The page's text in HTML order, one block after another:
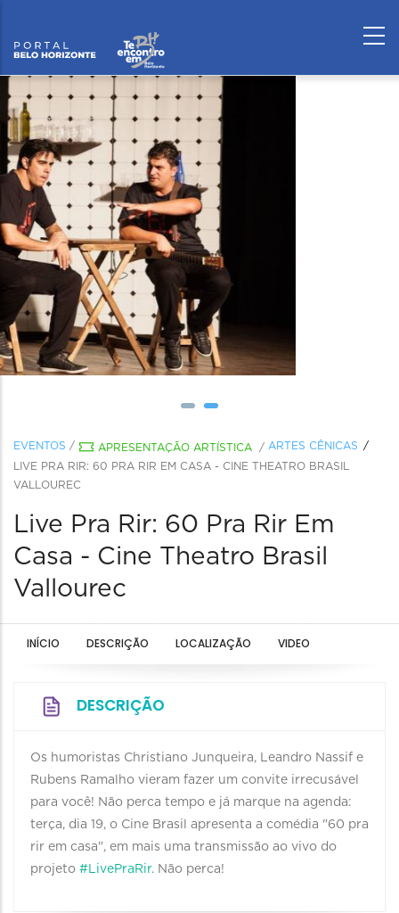
EVENTOS / APRESENTAÇÃO ARTÍSTICA / ARTES CÊNICAS
LIVE PRA RIR: 60 PRA RIR EM CASA - CINE THEATRO BRASIL
VALLOUREC
Live Pra Rir: 60 Pra Rir Em
Casa - Cine Theatro Brasil
Vallourec
INÍCIO DESCRIÇÃO LOCALIZAÇÃO VIDEO
DESCRIÇÃO
Os humoristas Christiano Junqueira, Leandro Nassif e
Rubens Ramalho vieram fazer um convite irrecusável
para você! Não perca tempo e já marque na agenda:
terça, dia 19, o Cine Brasil apresenta a comédia "60 pra
rir em casa", em mais uma transmissão ao vivo do
projeto #LivePraRir. Não perca!